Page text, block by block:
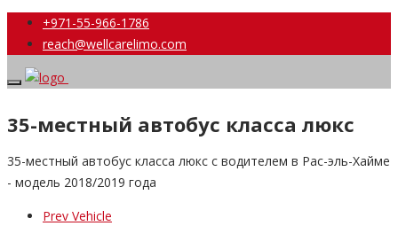
+971-55-966-1786
reach@wellcarelimo.com
35-местный автобус класса люкс
35-местный автобус класса люкс с водителем в Рас-эль-Хайме
- модель 2018/2019 года
Prev Vehicle